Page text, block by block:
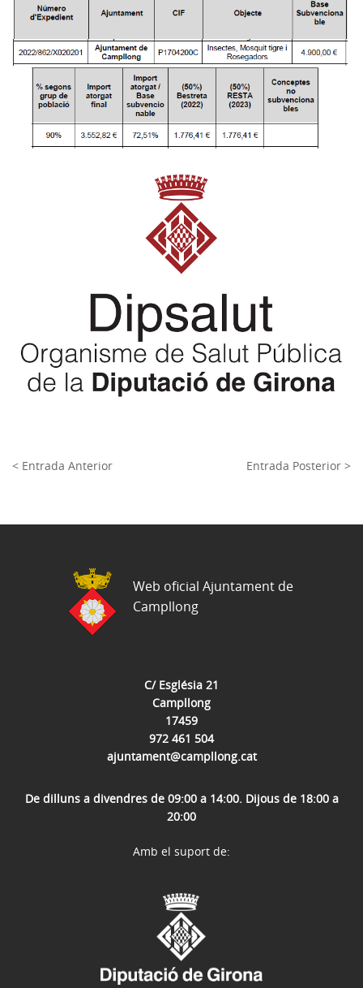
< Entrada Anterior Entrada Posterior >
C/ Església 21
Campllong
17459
972 461 504
ajuntament@campllong.cat
De dilluns a divendres de 09:00 a 14:00. Dijous de 18:00 a
20:00
Web oficial Ajuntament de
Campllong
Amb el suport de: